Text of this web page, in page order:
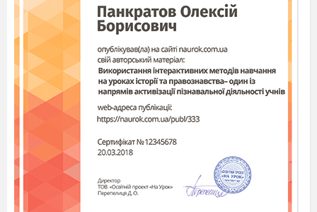
У Вінні-Пуха був маленький друг…(П`ятачок).
У
Карлсона був друг… (Малюк).
УДюймовочки була дружба із ..(Ластівкою)
Друга зупинка – «Квітучий сад».
Вчитель.
У нас у класі виросло дерево. Воно непросте,
це "Дерево добра”. Але на ньому не вистачає плодів. У
вас на партах лежать яблучка, а на них записані добрі
побажання людям. Візьміть ті яблучка і прикрасьте
ними наше деревце (Діти прикрашають деревце)
А тепер перевіримо, чи добре ви вмієте розрізняти, що
таке добре, а що таке погано.
Пограємо в гру "Так чи